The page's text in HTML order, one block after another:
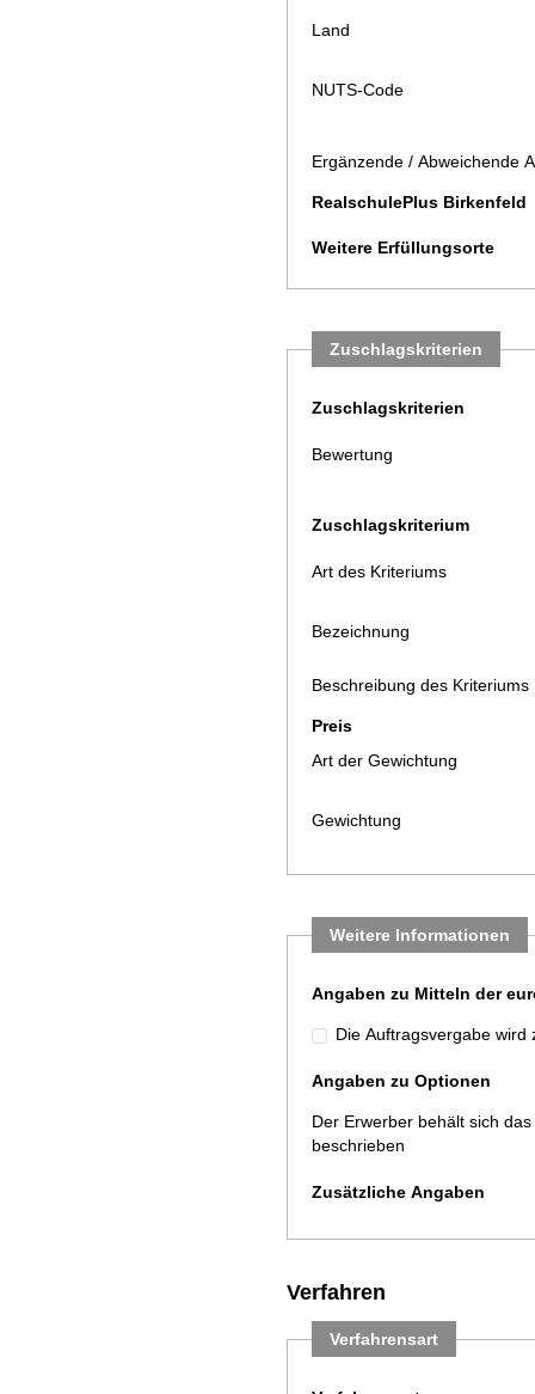
Land
NUTS-Code
Ergänzende / Abweichende
RealschulePlus Birkenfeld
Weitere Erfüllungsorte
Zuschlagskriterien
Zuschlagskriterien
Bewertung
Zuschlagskriterium
Art des Kriteriums
Bezeichnung
Beschreibung des Kriteriums
Preis
Art der Gewichtung
Gewichtung
Weitere Informationen
Angaben zu Mitteln der
Die Auftragsvergabe wird
Angaben zu Optionen
Der Erwerber behält sich
beschrieben
Zusätzliche Angaben
Verfahren
Verfahrensart